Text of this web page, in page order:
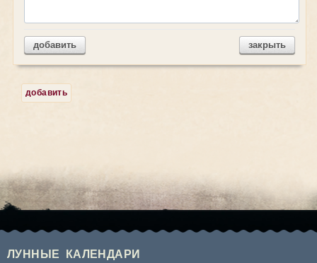
добавить закрыть
добавить
ЛУННЫЕ КАЛЕНДАРИ